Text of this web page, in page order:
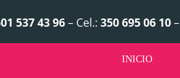
537 43 96– Cel.: 350 695 06 10–
INICIO